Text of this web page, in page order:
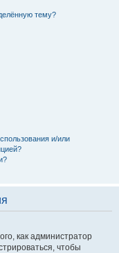
тему?
и/или
как администратор
чтобы